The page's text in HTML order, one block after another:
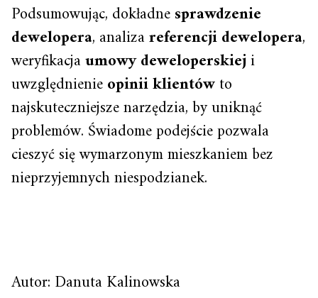
Podsumowując, dokładnesprawdzenie
dewelopera, analizareferencji dewelopera,
weryfikacjaumowy deweloperskieji
uwzględnienieopinii klientówto
najskuteczniejsze narzędzia, by uniknąć
problemów. Świadome podejście pozwala
cieszyć się wymarzonym mieszkaniem bez
nieprzyjemnych niespodzianek.
Autor: Danuta Kalinowska